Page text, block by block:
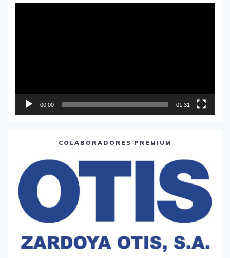
00:00 01:31
COLABORADORES PREMIUM